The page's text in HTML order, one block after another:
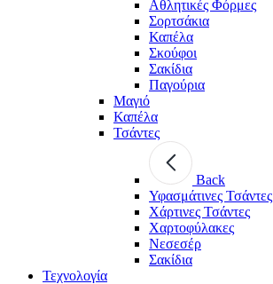
Αθλητικές Φόρμες
Σορτσάκια
Καπέλα
Σκούφοι
Σακίδια
Παγούρια
Μαγιό
Καπέλα
Τσάντες
Back
Υφασμάτινες Τσάντες
Χάρτινες Τσάντες
Χαρτοφύλακες
Νεσεσέρ
Σακίδια
Τεχνολογία